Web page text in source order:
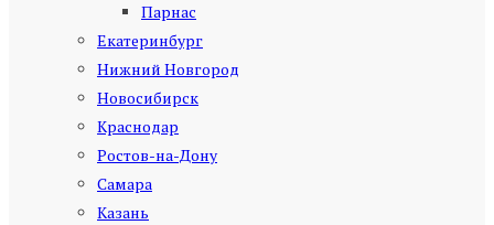
Парнас
Екатеринбург
Нижний Новгород
Новосибирск
Краснодар
Ростов-на-Дону
Самара
Казань